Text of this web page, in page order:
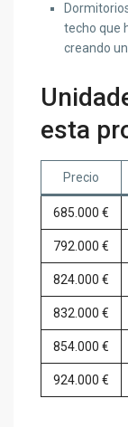
techo que
creando
esta
Precio
685.000 €
792.000 €
824.000 €
832.000 €
854.000 €
924.000 €